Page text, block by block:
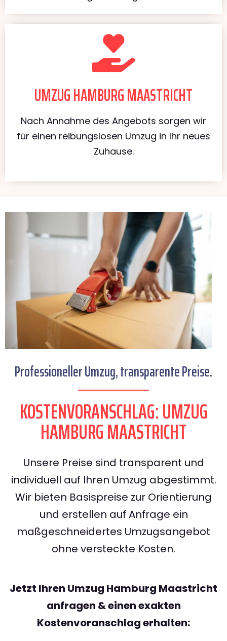
UMZUG HAMBURG MAASTRICHT
Nach Annahme des Angebots sorgen wir
für einen reibungslosen Umzug in Ihr neues
Zuhause.
Professioneller Umzug, transparente Preise.
KOSTENVORANSCHLAG: UMZUG
HAMBURG MAASTRICHT
Unsere Preise sind transparent und
individuell auf Ihren Umzug abgestimmt.
Wir bieten Basispreise zur Orientierung
und erstellen auf Anfrage ein
maßgeschneidertes Umzugsangebot
ohne versteckte Kosten.
Jetzt Ihren Umzug Hamburg Maastricht
anfragen & einen exakten
Kostenvoranschlag erhalten: